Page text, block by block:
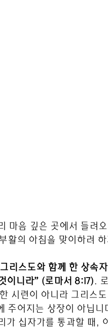
마음 깊은 곳에서 들려
활의 아침을 맞이하려
리스도와 함께 한 상속
이니라” (로마서 8:17).
이 아니라 그리스도
주어지는 상장이 아닙니
가 십자가를 통과할 때,